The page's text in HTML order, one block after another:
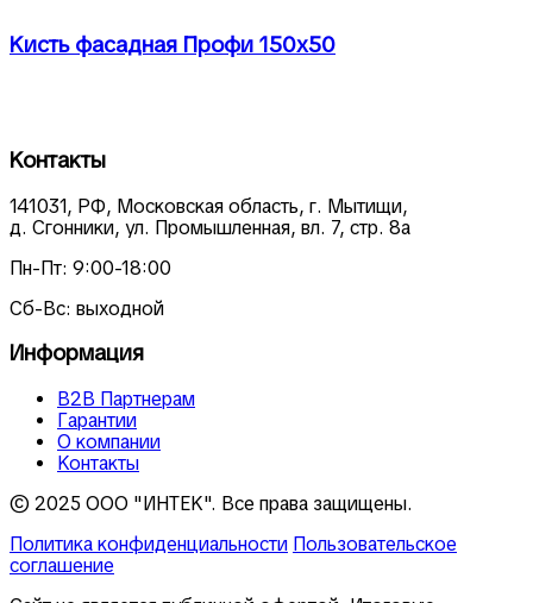
Кисть фасадная Профи 150х50
Контакты
141031, РФ, Московская область, г. Мытищи,
д. Сгонники, ул. Промышленная, вл. 7, стр. 8а
Пн-Пт: 9:00-18:00
Сб-Вс: выходной
Информация
В2В Партнерам
Гарантии
О компании
Контакты
© 2025 ООО "ИНТЕК". Все права защищены.
Политика конфиденциальности Пользовательское
соглашение